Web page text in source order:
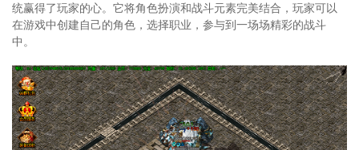
统赢得了玩家的心。它将角色扮演和战斗元素完美结合，玩家可以
在游戏中创建自己的角色，选择职业，参与到一场场精彩的战斗
中。